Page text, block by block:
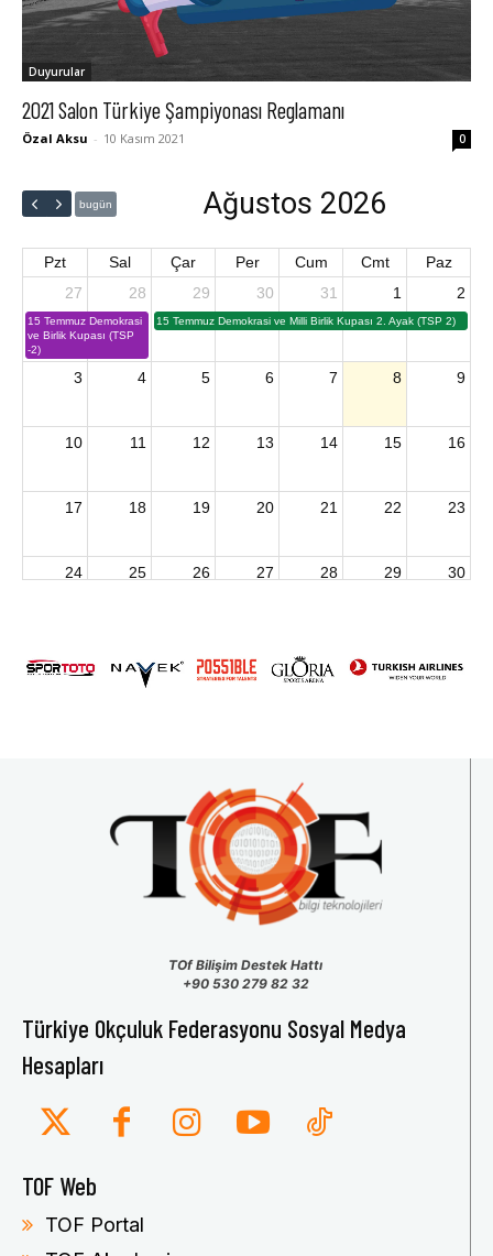
Duyurular
2021 Salon Türkiye Şampiyonası Reglamanı
Özal Aksu - 10 Kasım 2021 0
bugün Ağustos 2026
Pzt Sal Çar Per Cum Cmt
Paz
27
15 Temmuz Demokrasi
ve Birlik Kupası (TSP
-2)
28 29
15 Temmuz Demokrasi ve Milli Birlik Kupası 2. Ayak (TSP 2)
30 31 1 2
3 4 5 6 7 8 9
10 11 12 13 14 15 16
17 18 19 20 21 22 23
24 25 26 27 28 29 30
TOf Bilişim Destek Hattı
+90 530 279 82 32
Türkiye Okçuluk Federasyonu Sosyal Medya
Hesapları
TOF Web
TOF Portal